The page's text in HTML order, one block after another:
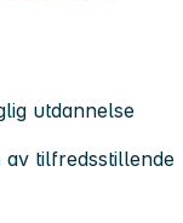
utdannelse
av tilfredsstillende